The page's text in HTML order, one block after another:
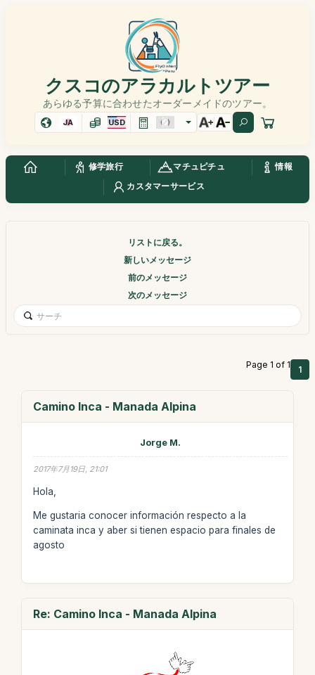
クスコのアラカルトツアー
あらゆる予算に合わせたオーダーメイドのツアー。
JA USD
修学旅行 マチュピチュ
情報
カスタマーサービス
リストに戻る。
新しいメッセージ
前のメッセージ
次のメッセージ
Page 1 of 1 1
Camino Inca - Manada Alpina
Jorge M.
2017年7月19日, 21:01
Hola,
Me gustaria conocer información respecto a la
caminata inca y aber si tienen espacio para finales de
agosto
Re: Camino Inca - Manada Alpina